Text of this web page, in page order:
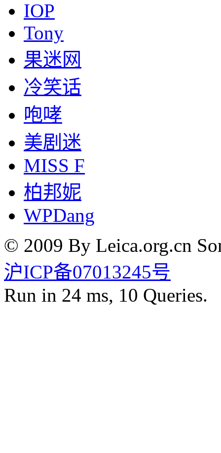
IOP
Tony
果迷网
冷笑话
咆哮
美剧迷
MISS F
柏邦妮
WPDang
© 2009 By Leica.org.cn
沪ICP备07013245号
Run in 24 ms, 10 Queries.